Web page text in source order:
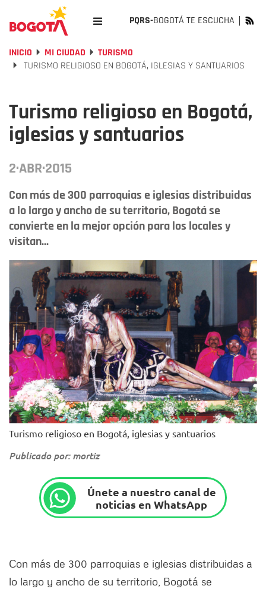
PQRS-BOGOTÁ TE ESCUCHA
INICIO MI CIUDAD
TURISMO
TURISMO RELIGIOSO EN BOGOTÁ, IGLESIAS Y SANTUARIOS
Turismo religioso en Bogotá,
iglesias y santuarios
2·ABR·2015
Con más de 300 parroquias e iglesias distribuidas
a lo largo y ancho de su territorio, Bogotá se
convierte en la mejor opción para los locales y
visitan...
Turismo religioso en Bogotá, iglesias y santuarios
Publicado por: mortiz
Únete a nuestro canal de
noticias en WhatsApp
Con más de 300 parroquias e iglesias distribuidas a
lo largo y ancho de su territorio, Bogotá se